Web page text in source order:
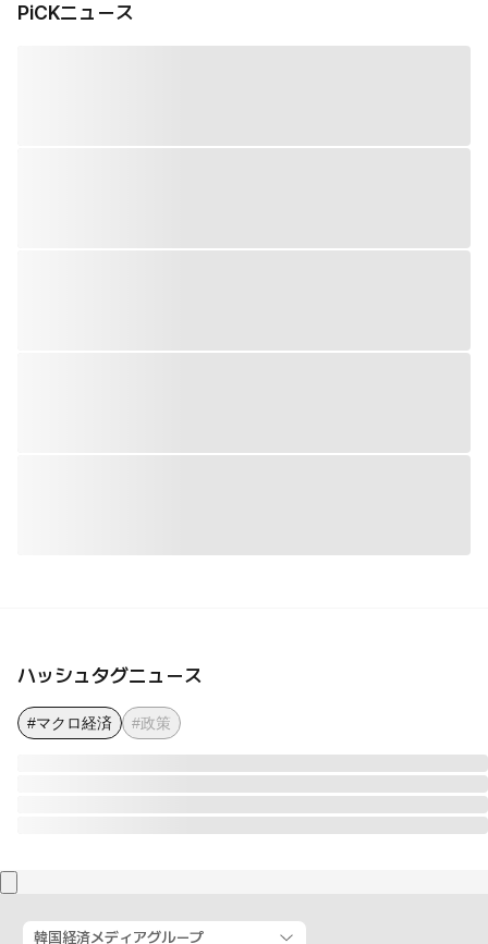
PiCKニュース
ハッシュタグニュース
#マクロ経済 #政策
韓国経済メディアグループ